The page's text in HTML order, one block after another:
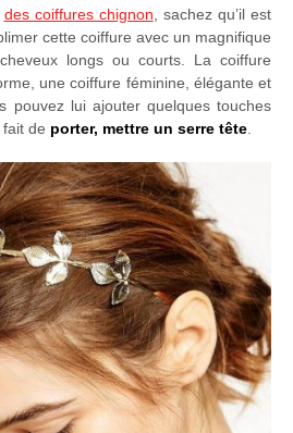
des coiffures chignon , sachez qu’il est
cette coiffure avec un magnifique
longs ou courts. La coiffure
une coiffure féminine, élégante et
pouvez lui ajouter quelques touches
de porter, mettre un serre tête